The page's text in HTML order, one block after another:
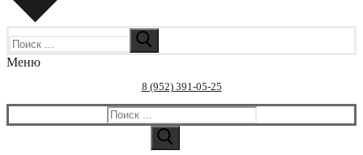
Меню
8 (952) 391-05-25
Искать: